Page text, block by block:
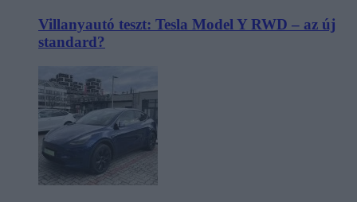
Villanyautó teszt: Tesla Model Y RWD – az új
standard?